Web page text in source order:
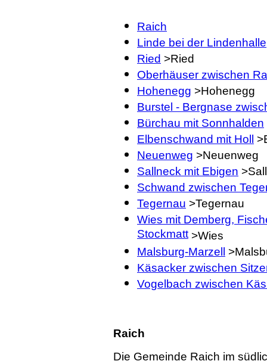
Raich
Linde bei der Lindenhalle
Ried >Ried
Oberhäuser zwischen
Hohenegg >Hohenegg
Burstel - Bergnase
Bürchau mit Sonnhalden
Elbenschwand mit Holl
Neuenweg >Neuenweg
Sallneck mit Ebigen
Schwand zwischen
Tegernau >Tegernau
Wies mit Demberg,
Stockmatt>Wies
Malsburg-Marzell
Käsacker zwischen
Vogelbach zwischen
Raich
Die Gemeinde Raich im